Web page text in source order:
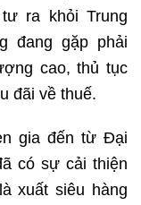
ra khỏi Trung
đang gặp phải
cao, thủ tục
đãi về thuế.
gia đến từ Đại
có sự cải thiện
xuất siêu hàng